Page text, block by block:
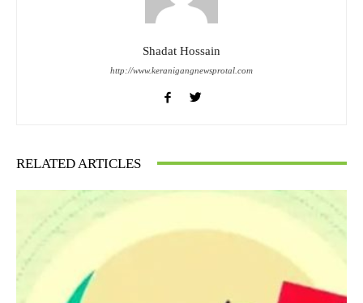
Shadat Hossain
http://www.keranigangnewsprotal.com
RELATED ARTICLES